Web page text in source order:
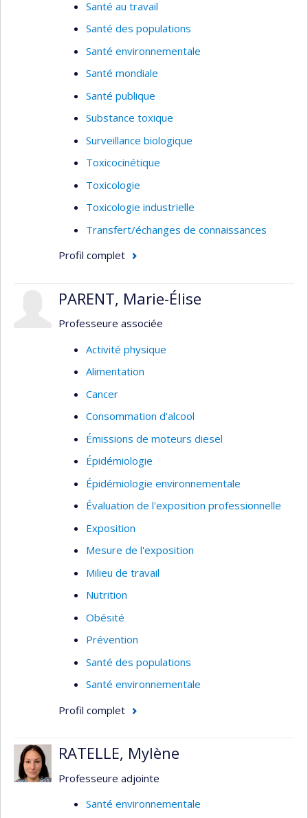
performances des stratégies de mesure de
l’exposition en milieu de travail.
Santé au travail
Santé des populations
Santé environnementale
Santé mondiale
Santé publique
Substance toxique
Surveillance biologique
Toxicocinétique
Toxicologie
Toxicologie industrielle
Transfert/échanges de connaissances
Profil complet
PARENT, Marie-Élise
Professeure associée
Activité physique
Alimentation
Cancer
Consommation d'alcool
Émissions de moteurs diesel
Épidémiologie
Épidémiologie environnementale
Évaluation de l'exposition professionnelle
Exposition
Mesure de l'exposition
Milieu de travail
Nutrition
Obésité
Prévention
Santé des populations
Santé environnementale
Profil complet
RATELLE, Mylène
Professeure adjointe
Santé environnementale